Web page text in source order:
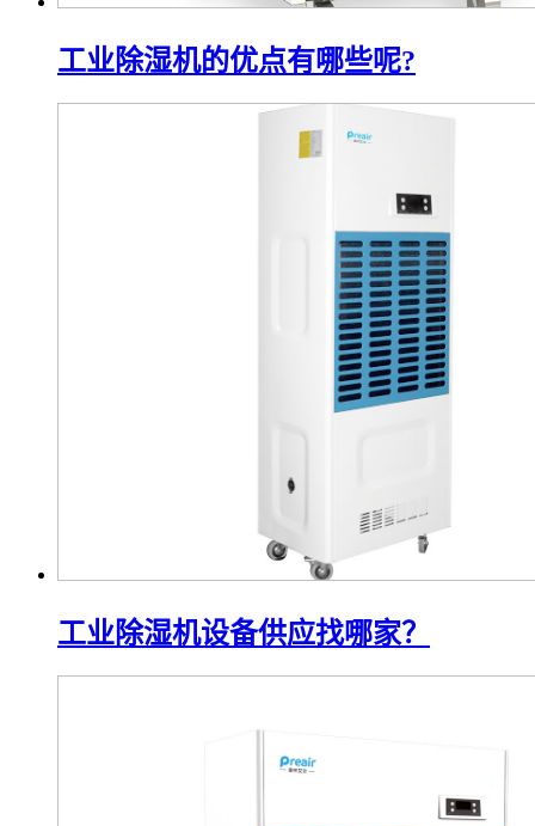
工业除湿机的优点有哪些呢?
工业除湿机设备供应找哪家？